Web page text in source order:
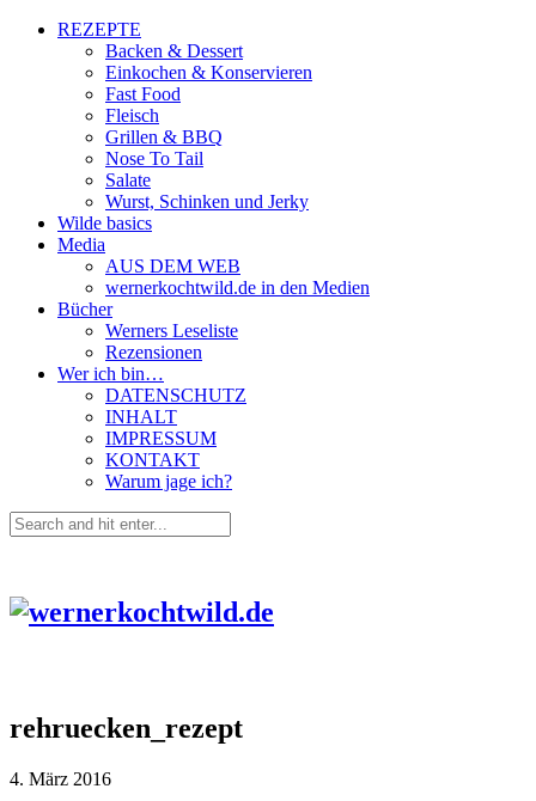
REZEPTE
Backen & Dessert
Einkochen & Konservieren
Fast Food
Fleisch
Grillen & BBQ
Nose To Tail
Salate
Wurst, Schinken und Jerky
Wilde basics
Media
AUS DEM WEB
wernerkochtwild.de in den Medien
Bücher
Werners Leseliste
Rezensionen
Wer ich bin…
DATENSCHUTZ
INHALT
IMPRESSUM
KONTAKT
Warum jage ich?
rehruecken_rezept
4. März 2016